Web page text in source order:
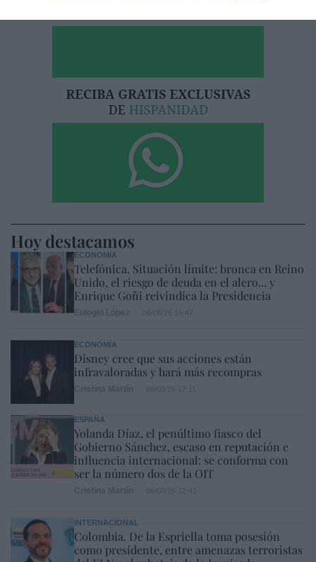
Hoy destacamos
ECONOMÍA
Telefónica. Situación límite: bronca en Reino
Unido, el riesgo de deuda en el alero... y
Enrique Goñi reivindica la Presidencia
ECONOMÍA
Disney cree que sus acciones están
infravaloradas y hará más recompras
ESPAÑA
Yolanda Díaz, el penúltimo fiasco del
Gobierno Sánchez, escaso en reputación e
influencia internacional: se conforma con
ser la número dos de la OIT
INTERNACIONAL
Colombia. De la Espriella toma posesión
como presidente, entre amenazas terroristas